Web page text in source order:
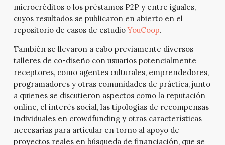
microcréditos o los préstamos P2P y entre iguales,
cuyos resultados se publicaron en abierto en el
repositorio de casos de estudioYouCoop.
También se llevaron a cabo previamente diversos
talleres de co-diseño con usuarios potencialmente
receptores, como agentes culturales, emprendedores,
programadores y otras comunidades de práctica, junto
a quienes se discutieron aspectos como la reputación
online, el interés social, las tipologías de recompensas
individuales en crowdfunding y otras características
necesarias para articular en torno al apoyo de
proyectos reales en búsqueda de financiación, que se